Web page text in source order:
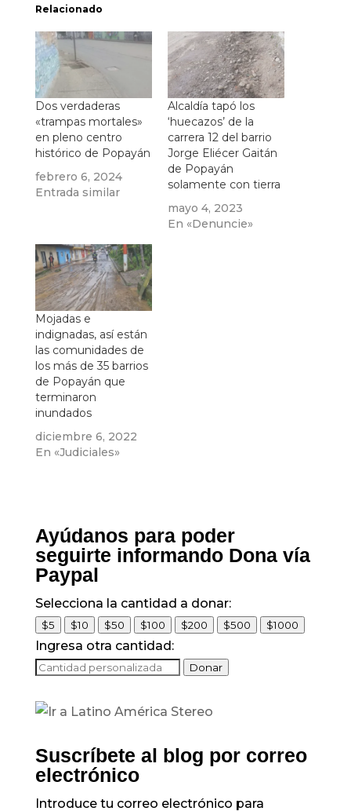
Relacionado
Dos verdaderas
«trampas mortales»
en pleno centro
histórico de Popayán
febrero 6, 2024
Entrada similar
Alcaldía tapó los
‘huecazos’ de la
carrera 12 del barrio
Jorge Eliécer Gaitán
de Popayán
solamente con tierra
mayo 4, 2023
En «Denuncie»
Mojadas e
indignadas, así están
las comunidades de
los más de 35 barrios
de Popayán que
terminaron
inundados
diciembre 6, 2022
En «Judiciales»
Ayúdanos para poder
seguirte informando Dona vía
Paypal
Selecciona la cantidad a donar:
$5 $10 $50 $100 $200 $500 $1000
Ingresa otra cantidad:
Donar
Suscríbete al blog por correo
electrónico
Introduce tu correo electrónico para